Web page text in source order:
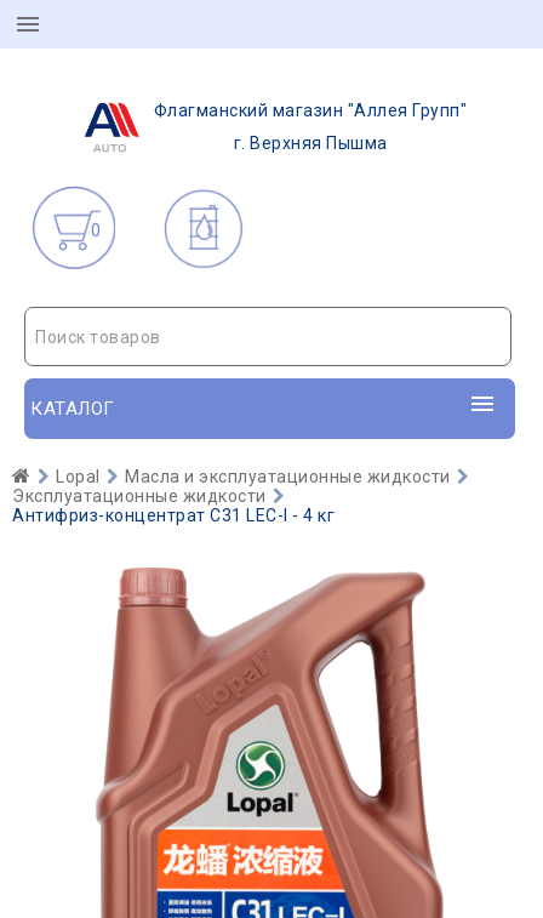
Флагманский магазин "Аллея Групп"
г. Верхняя Пышма
0
Поиск товаров
КАТАЛОГ
Lopal
Масла и эксплуатационные жидкости
Эксплуатационные жидкости
Антифриз-концентрат C31 LEC-I - 4 кг